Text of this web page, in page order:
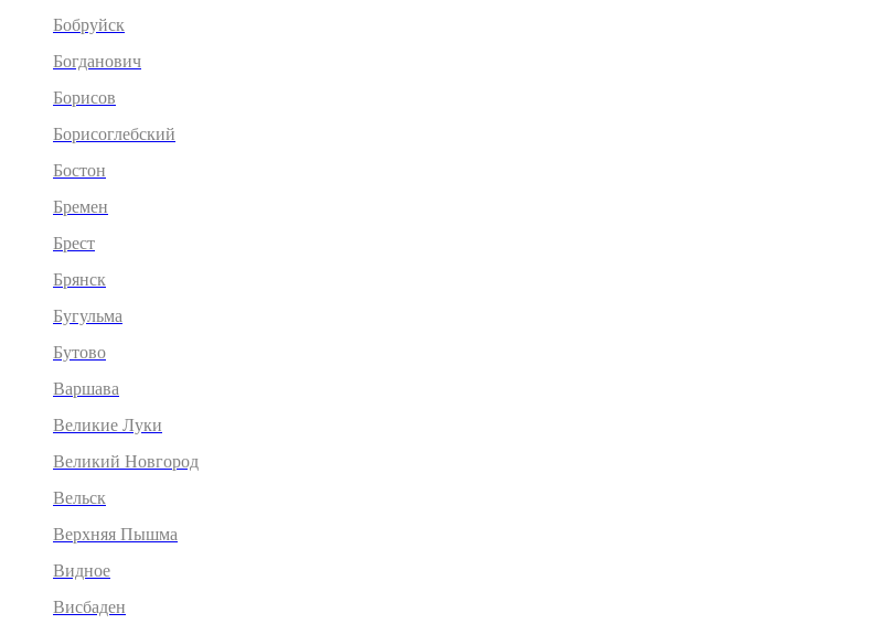
Бобруйск
Богданович
Борисов
Борисоглебский
Бостон
Бремен
Брест
Брянск
Бугульма
Бутово
Варшава
Великие Луки
Великий Новгород
Вельск
Верхняя Пышма
Видное
Висбаден